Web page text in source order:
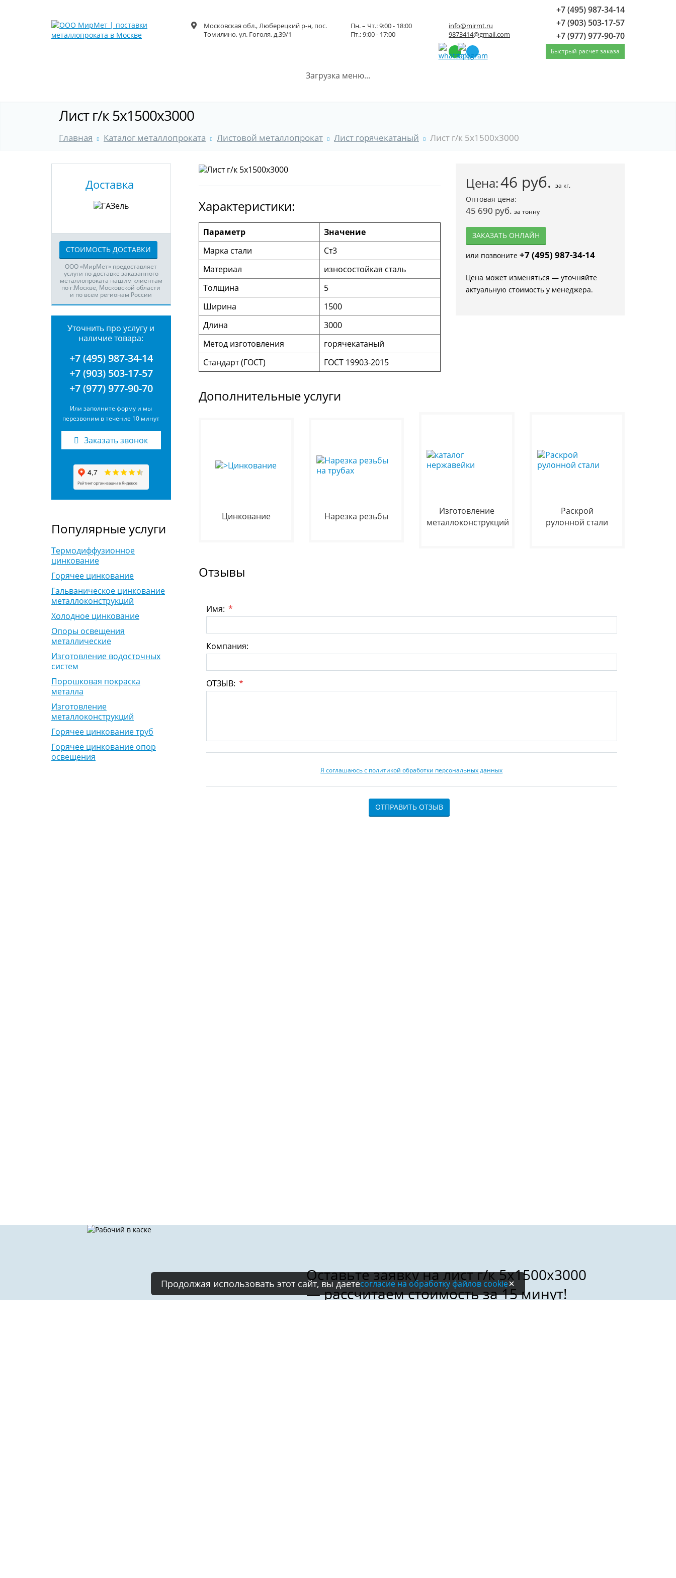
Московская обл., Люберецкий р-н, пос.
Томилино, ул. Гоголя, д.39/1
Пн. – Чт.: 9:00 - 18:00
Пт.: 9:00 - 17:00
info@mirmt.ru
9873414@gmail.com
+7 (495) 987-34-14
+7 (903) 503-17-57
+7 (977) 977-90-70
Быстрый расчет заказа
Загрузка меню...
Лист г/к 5х1500х3000
Главная Каталог металлопроката Листовой металлопрокат Лист горячекатаный Лист г/к 5х1500х3000
Доставка
СТОИМОСТЬ ДОСТАВКИ
ООО «МирМет» предоставляет
услуги по доставке заказанного
металлопроката нашим клиентам
по г.Москве, Московской области
и по всем регионам России
Уточнить про услугу и
наличие товара:
+7 (495) 987-34-14
+7 (903) 503-17-57
+7 (977) 977-90-70
Или заполните форму и мы
перезвоним в течение 10 минут
Заказать звонок
Популярные услуги
Термодиффузионное
цинкование
Горячее цинкование
Гальваническое цинкование
металлоконструкций
Холодное цинкование
Опоры освещения
металлические
Изготовление водосточных
систем
Порошковая покраска
металла
Изготовление
металлоконструкций
Горячее цинкование труб
Горячее цинкование опор
освещения
Характеристики:
Параметр
Значение
Марка стали
Ст3
Материал
износостойкая сталь
Толщина
5
Ширина
1500
Длина
3000
Метод изготовления
горячекатаный
Стандарт (ГОСТ)
ГОСТ 19903-2015
Цена:46 руб. за кг.
Оптовая цена:
45 690 руб.за тонну
ЗАКАЗАТЬ ОНЛАЙН
или позвоните +7 (495) 987-34-14
Цена может изменяться — уточняйте
актуальную стоимость у менеджера.
Дополнительные услуги
Цинкование Нарезка резьбы
Изготовление
металлоконструкций
Раскрой
рулонной стали
Отзывы
Имя: *
Компания:
ОТЗЫВ: *
Я соглашаюсь с политикой обработки персональных данных
ОТПРАВИТЬ ОТЗЫВ
Продолжая использовать этот сайт, вы даетесогласие на обработку файлов cookie